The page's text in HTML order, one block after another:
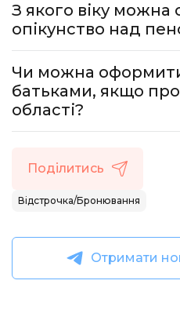
З якого віку
опікунство над
Чи можна
батьками, якщо
області?
Поділитись
Відстрочка/Бронювання
Отримати